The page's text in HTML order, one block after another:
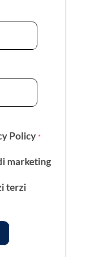
Policy *
marketing
terzi